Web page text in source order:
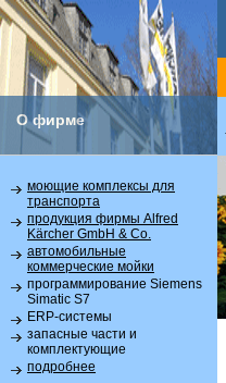
О фирме
моющие комплексы для
транспорта
продукция фирмы Alfred
Kärcher GmbH & Co.
автомобильные
коммерческие мойки
программирование Siemens
Simatic S7
ERP-системы
запасные части и
комплектующие
подробнее